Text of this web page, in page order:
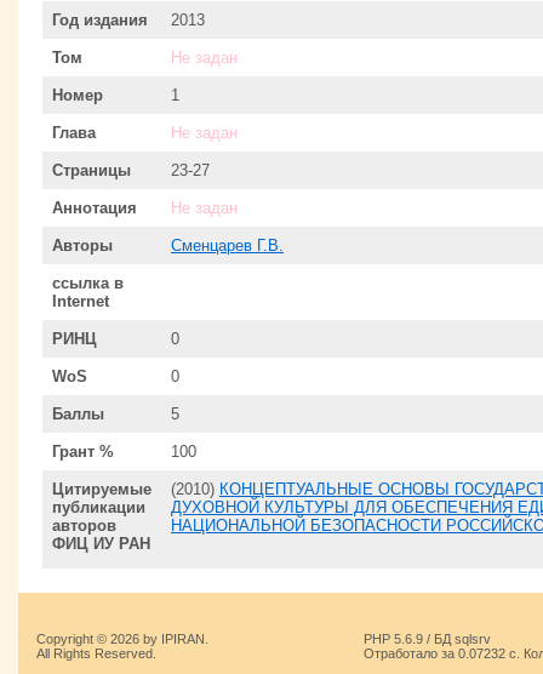
Год издания 2013
Том Не задан
Номер 1
Глава Не задан
Страницы 23-27
Аннотация Не задан
Авторы Сменцарев Г.В.
ссылка в
Internet
РИНЦ 0
WoS 0
Баллы 5
Грант % 100
Цитируемые
публикации
авторов
ФИЦ ИУ РАН
(2010) КОНЦЕПТУАЛЬНЫЕ ОСНОВЫ
ДУХОВНОЙ КУЛЬТУРЫ ДЛЯ ОБЕСПЕЧЕНИЯ
НАЦИОНАЛЬНОЙ БЕЗОПАСНОСТИ
Copyright © 2026 by IPIRAN.
All Rights Reserved.
PHP 5.6.9 / БД sqlsrv
Отработало за 0.07232 с.